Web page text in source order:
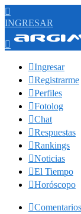

INGRESAR

Ingresar
Registrarme
Perfiles
Fotolog
Chat
Respuestas
Rankings
Noticias
El Tiempo
Horóscopo
Comentarios